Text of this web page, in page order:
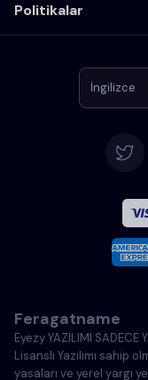
Politikalar
İngilizce
Fransızca
İtalyanca
Portekizce
Türkçe
Feragatname
Eyezy YAZILIMI SADECE
Lisanslı Yazılımı sahip
yasaları ve yerel yargı